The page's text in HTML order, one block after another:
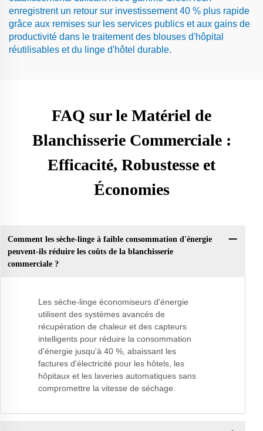
enregistrent un retour sur investissement 40 % plus rapide
grâce aux remises sur les services publics et aux gains de
productivité dans le traitement des blouses d'hôpital
réutilisables et du linge d'hôtel durable.
FAQ sur le Matériel de
Blanchisserie Commerciale :
Efficacité, Robustesse et
Économies
Comment les sèche-linge à faible consommation d'énergie
peuvent-ils réduire les coûts de la blanchisserie
commerciale ?
Les sèche-linge économiseurs d'énergie
utilisent des systèmes avancés de
récupération de chaleur et des capteurs
intelligents pour réduire la consommation
d'énergie jusqu'à 40 %, abaissant les
factures d'électricité pour les hôtels, les
hôpitaux et les laveries automatiques sans
compromettre la vitesse de séchage.